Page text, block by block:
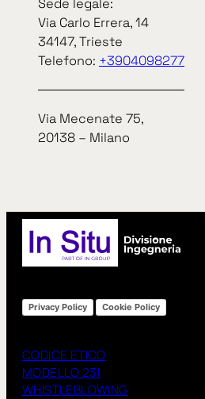
Sede legale:
Via Carlo Errera, 14
34147, Trieste
Telefono: +3904098277
Via Mecenate 75,
20138 – Milano
« Precedente
TUTTE LE NEWS
Privacy Policy Cookie Policy
CODICE ETICO
MODELLO 231
WHISTLEBLOWING